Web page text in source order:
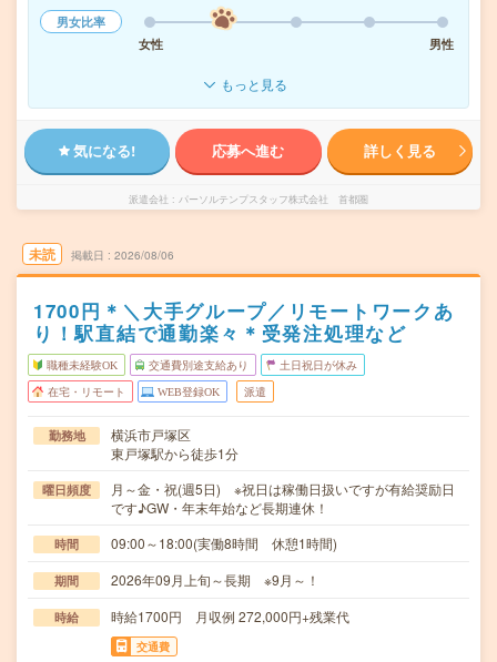
男女比率
女性
男性
もっと見る
気になる! 応募へ進む 詳しく見る
派遣会社 パーソルテンプスタッフ株式会社 首都圏
未読 掲載日 2026/08/06
1700円＊＼大手グループ／リモートワークあ
り！駅直結で通勤楽々＊受発注処理など
職種未経験OK 交通費別途支給あり 土日祝日が休み
在宅・リモート WEB登録OK 派遣
勤務地
横浜市戸塚区
東戸塚駅から徒歩1分
曜日頻度
月～金・祝(週5日) ※祝日は稼働日扱いですが有給奨励日
です♪GW・年末年始など長期連休！
時間 09:00～18:00(実働8時間 休憩1時間)
期間 2026年09月上旬～長期 ※9月～！
時給 時給1700円 月収例 272,000円+残業代
交通費